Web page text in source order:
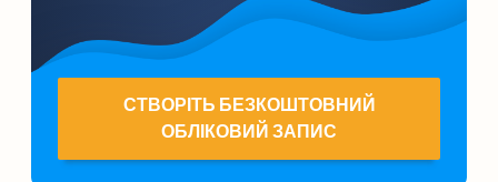
СТВОРІТЬ БЕЗКОШТОВНИЙ
ОБЛІКОВИЙ ЗАПИС